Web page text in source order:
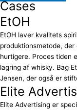
Cases
EtOH
EtOH laver kvalitets
produktionsmetode,
hurtigere. Proces tiden
lagring af whisky. Bag
Jensen, der også er
Elite
Elite Advertising er